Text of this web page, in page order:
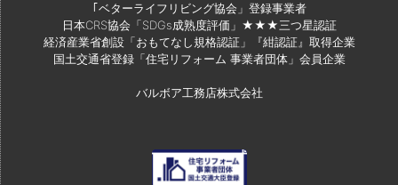
｢ベターライフリビング協会」登録事業者
日本CRS協会「SDGs成熟度評価」★★★三つ星認証
経済産業省創設「おもてなし規格認証」『紺認証』取得企業
国土交通省登録「住宅リフォーム 事業者団体」会員企業
バルボア工務店株式会社